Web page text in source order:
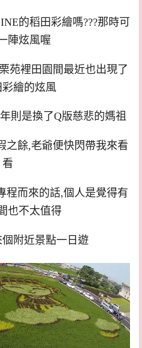
的稻田彩繪嗎???那時可
陣炫風喔
苑裡田園間最近也出現了
繪的炫風
則是換了Q版慈悲的媽祖
之餘,老爺便快閃帶我來看
看
程而來的話,個人是覺得有
也不太值得
附近景點一日遊